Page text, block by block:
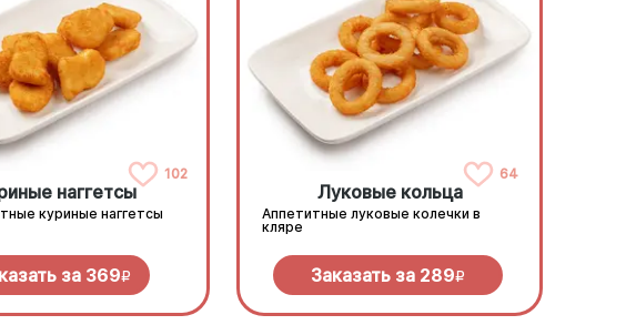
102
наггетсы
куриные наггетсы
за 369R
64
Луковые кольца
Аппетитные луковые колечки в
кляре
Заказать за 289R